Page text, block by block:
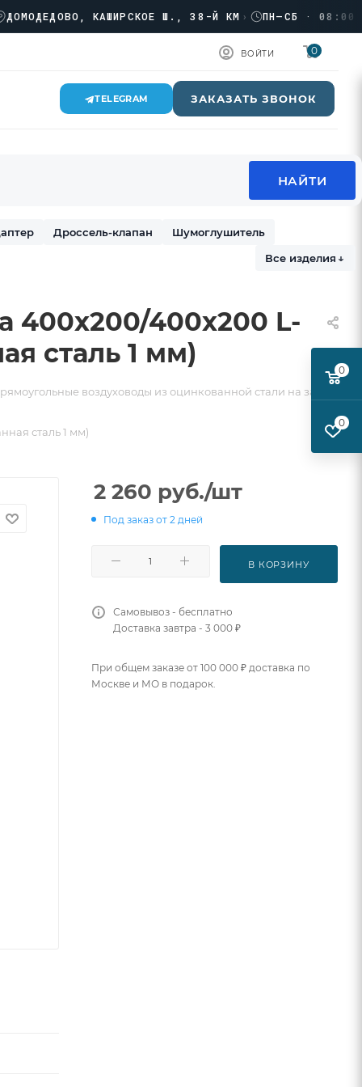
КАШИРСКОЕ Ш., 38-Й КМ › ПН–СБ · 08:00 →
ВОЙТИ 0
TELEGRAM ЗАКАЗАТЬ ЗВОНОК
Дроссель-клапан
Шумоглушитель
Все изделия ↓
400х200/400х200 L-
сталь 1 мм)
воздуховоды из оцинкованной стали на заказ
сталь 1 мм)
2 260 руб./шт
Под заказ от 2 дней
В КОРЗИНУ
Самовывоз - бесплатно
Доставка завтра - 3 000 ₽
При общем заказе от 100 000 ₽ доставка по
Москве и МО в подарок.
0
0